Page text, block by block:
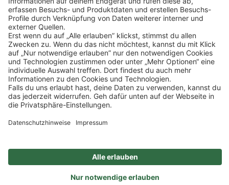
Akzeptieren
Powered by
Veranstaltungen
FAQ
Sitemap